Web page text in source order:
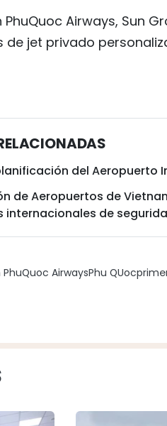
PhuQuoc Airways, Sun
de jet privado
del Aeropuerto
de Aeropuertos de
internacionales de
AirwaysPhu QUoc